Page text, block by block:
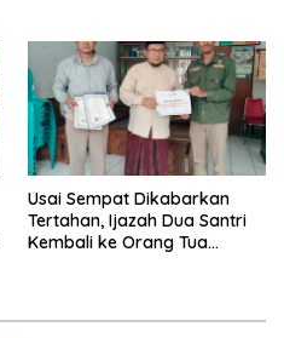
Usai Sempat Dikabarkan
Tertahan, Ijazah Dua Santri
Kembali ke Orang Tua